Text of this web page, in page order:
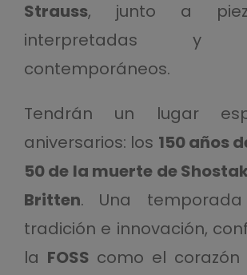
Strauss, junto a
interpretadas y
contemporáneos.
Tendrán un lugar
aniversarios: los 150 años
50 de la muerte de
Britten. Una
tradición e innovación,
la FOSS como el